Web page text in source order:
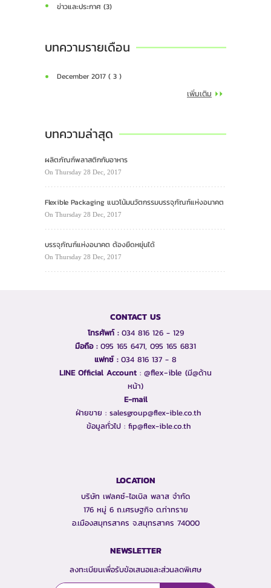
ข่าวและประกาศ (3)
บทความรายเดือน
December 2017 ( 3 )
เพิ่มเติม
บทความล่าสุด
ผลิตภัณฑ์พลาสติกกับอาหาร
On Thursday 28 Dec, 2017
Flexible Packaging แนวโน้มนวัตกรรมบรรจุภัณฑ์แห่งอนาคต
On Thursday 28 Dec, 2017
บรรจุภัณฑ์แห่งอนาคต ต้องยืดหยุ่นได้
On Thursday 28 Dec, 2017
CONTACT US
โทรศัพท์ :034 816 126 - 129
มือถือ :095 165 6471, 095 165 6831
แฟกซ์ :034 816 137 - 8
LINE Official Account​ : @flex-ible (มี@ด้าน
หน้า)
E-mail
ฝ่ายขาย : salesgroup@flex-ible.co.th
ข้อมูลทั่วไป : fip@flex-ible.co.th
LOCATION
บริษัท เฟลคซ์-ไอเบิล พลาส จำกัด
176 หมู่ 6 ถ.เศรษฐกิจ ต.ท่าทราย
อ.เมืองสมุทรสาคร จ.สมุทรสาคร 74000
NEWSLETTER
ลงทะเบียนเพื่อรับข้อเสนอและส่วนลดพิเศษ